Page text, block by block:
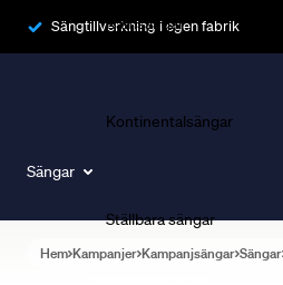
Sängtillverkning i egen fabrik
Sängar
Ramsängar
Kontinentalsängar
Ställbara sängar
Hem Kampanjer Kampanjsängar Sängar